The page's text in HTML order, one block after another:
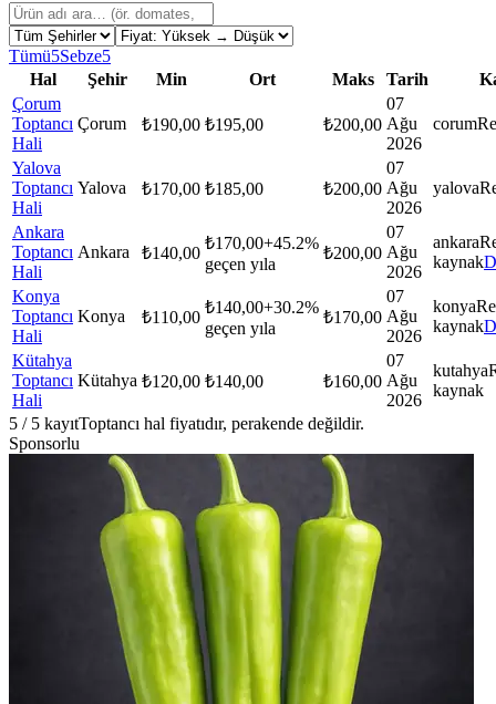
Tümü5Sebze5
Hal
Şehir Min Ort Maks Tarih
Çorum
Toptancı
Hali
Çorum ₺190,00 ₺195,00 ₺200,00
07
Ağu
2026
corum
Yalova
Toptancı
Hali
Yalova ₺170,00 ₺185,00 ₺200,00
07
Ağu
2026
yalova
Ankara
Toptancı
Hali
Ankara ₺140,00
₺170,00+45.2%
geçen yıla
₺200,00
07
Ağu
2026
ankara
kaynak
Konya
Toptancı
Hali
Konya ₺110,00
₺140,00+30.2%
geçen yıla
₺170,00
07
Ağu
2026
konya
kaynak
Kütahya
Toptancı
Hali
Kütahya ₺120,00 ₺140,00 ₺160,00
07
Ağu
2026
kutahya
kaynak
5 / 5 kayıtToptancı hal fiyatıdır, perakende değildir.
Sponsorlu